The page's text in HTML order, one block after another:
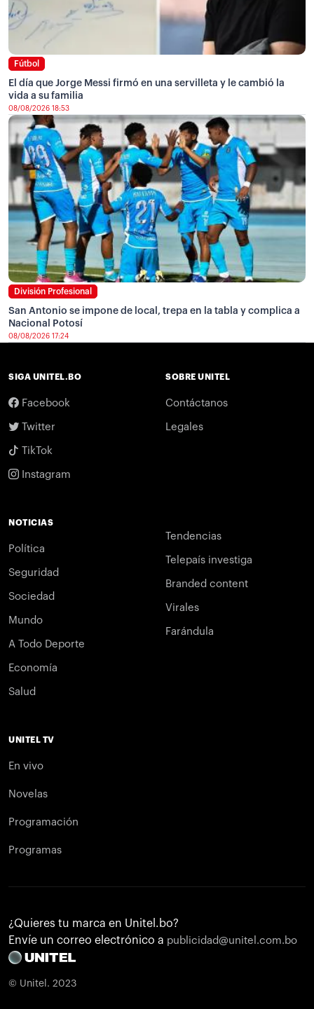
Fútbol
El día que Jorge Messi firmó en una servilleta y le cambió la
vida a su familia
08/08/2026 18:53
División Profesional
San Antonio se impone de local, trepa en la tabla y complica a
Nacional Potosí
08/08/2026 17:24
SIGA UNITEL.BO
Facebook
Twitter
TikTok
Instagram
SOBRE UNITEL
Contáctanos
Legales
NOTICIAS
Política
Seguridad
Sociedad
Mundo
A Todo Deporte
Economía
Salud
Tendencias
Telepaís investiga
Branded content
Virales
Farándula
UNITEL TV
En vivo
Novelas
Programación
Programas
¿Quieres tu marca en Unitel.bo?
Envíe un correo electrónico a publicidad@unitel.com.bo
© Unitel. 2023